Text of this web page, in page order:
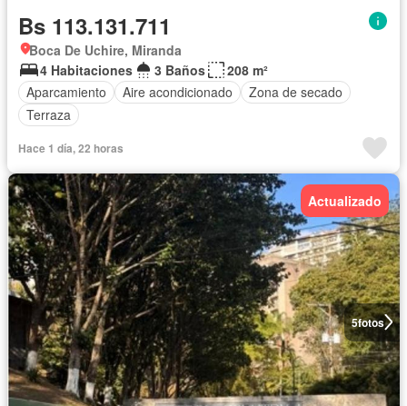
Bs 113.131.711
Boca De Uchire, Miranda
4 Habitaciones
3 Baños
208 m²
Aparcamiento
Aire acondicionado
Zona de secado
Terraza
Hace 1 día, 22 horas
5fotos
Actualizado